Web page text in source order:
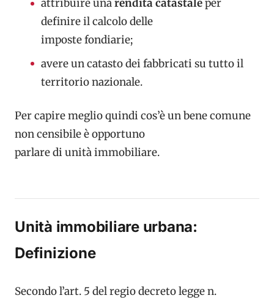
attribuire unarendita catastaleper
definire il calcolo delle
imposte fondiarie;
avere un catasto dei fabbricati su tutto il
territorio nazionale.
Per capire meglio quindi cos’è un bene comune
non censibile è opportuno
parlare di unità immobiliare.
Unità immobiliare urbana:
Definizione
Secondo l’art. 5 del regio decreto legge n.